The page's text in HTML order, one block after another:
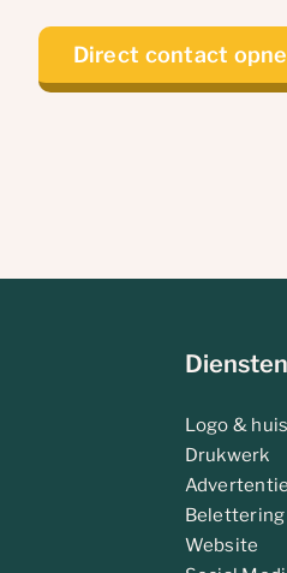
Direct contact
Logo &
Drukwerk
Advertentie
Belettering
Website